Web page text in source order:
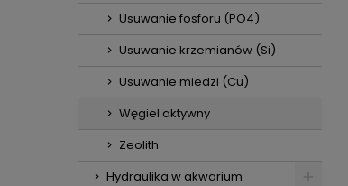
Usuwanie fosforu (PO4)
Usuwanie krzemianów (Si)
Usuwanie miedzi (Cu)
Węgiel aktywny
Zeolith
Hydraulika w akwarium